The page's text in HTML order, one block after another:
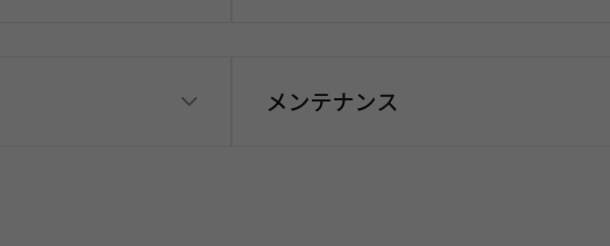
メンテナンス